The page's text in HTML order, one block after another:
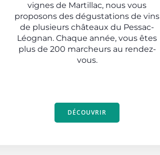
vignes de Martillac, nous vous
proposons des dégustations de vins
de plusieurs châteaux du Pessac-
Léognan. Chaque année, vous êtes
plus de 200 marcheurs au rendez-
vous.
DÉCOUVRIR